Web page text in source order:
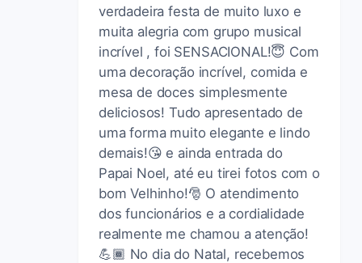
verdadeira festa de muito luxo e
muita alegria com grupo musical
incrível , foi SENSACIONAL!😇 Com
uma decoração incrível, comida e
mesa de doces simplesmente
deliciosos! Tudo apresentado de
uma forma muito elegante e lindo
demais!😘 e ainda entrada do
Papai Noel, até eu tirei fotos com o
bom Velhinho!🎅 O atendimento
dos funcionários e a cordialidade
realmente me chamou a atenção!
💪🏾 No dia do Natal, recebemos